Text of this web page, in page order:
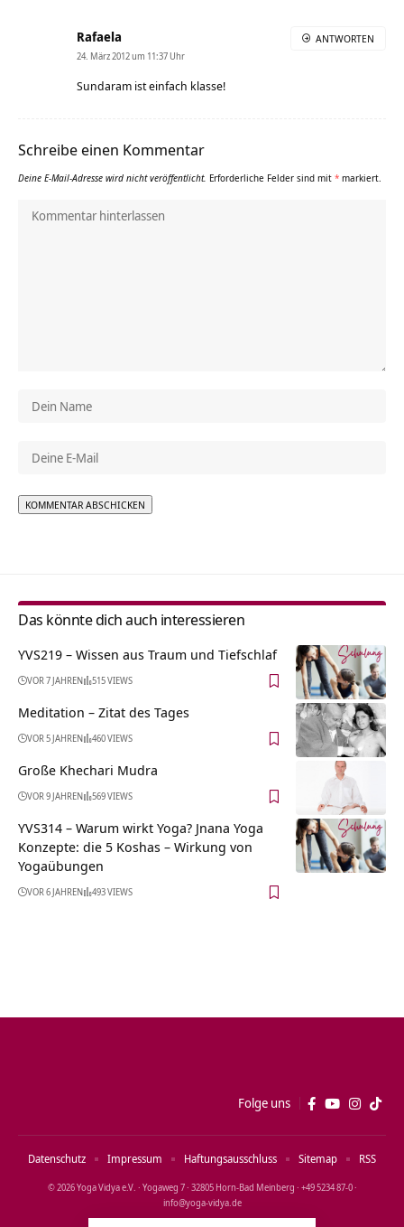
Rafaela
24. März 2012 um 11:37 Uhr
Sundaram ist einfach klasse!
ANTWORTEN
Schreibe einen Kommentar
Deine E-Mail-Adresse wird nicht veröffentlicht. Erforderliche Felder sind mit * markiert.
Das könnte dich auch interessieren
YVS219 – Wissen aus Traum und Tiefschlaf
VOR 7 JAHREN 515 VIEWS
Meditation – Zitat des Tages
VOR 5 JAHREN 460 VIEWS
Große Khechari Mudra
VOR 9 JAHREN 569 VIEWS
YVS314 – Warum wirkt Yoga? Jnana Yoga
Konzepte: die 5 Koshas – Wirkung von
Yogaübungen
VOR 6 JAHREN 493 VIEWS
Folge uns
© 2026 Yoga Vidya e.V. · Yogaweg 7 · 32805 Horn‑Bad Meinberg · +49 5234 87‑0 ·
info@yoga‑vidya.de
Datenschutz Impressum Haftungsausschluss Sitemap RSS